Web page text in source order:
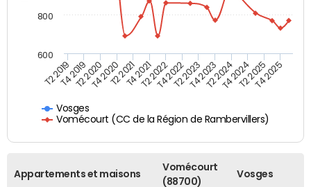
Vosges
Vomécourt (CC de la Région de Rambervillers)
T2 2019T4 2019T2 2020T4 2020T2 2021T4 2021T2 2022T4 2022T2 2023T4 2023T2 2024T4 2024T2 2025T4 2025
600
800
Appartements et maisons
Vomécourt
(88700)
Vosges